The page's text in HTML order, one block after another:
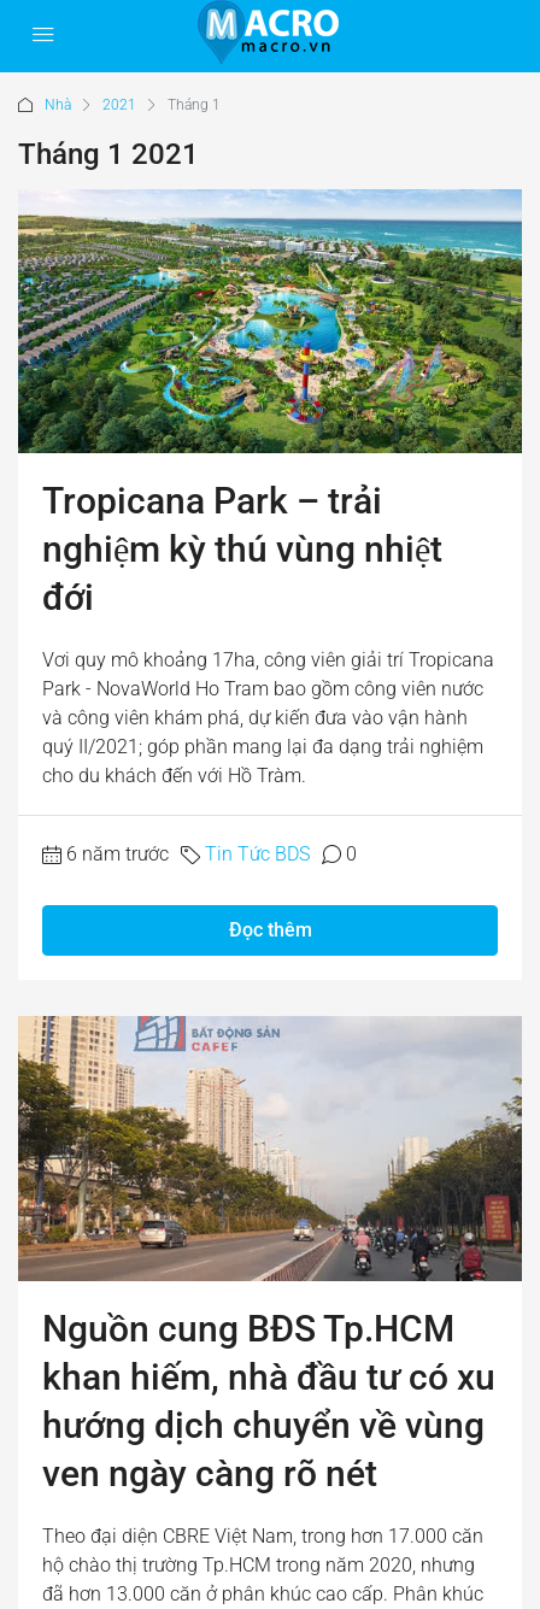
Nhà 2021 Tháng 1
Tháng 1 2021
Tropicana Park – trải
nghiệm kỳ thú vùng nhiệt
đới
Vơi quy mô khoảng 17ha, công viên giải trí Tropicana
Park - NovaWorld Ho Tram bao gồm công viên nước
và công viên khám phá, dự kiến đưa vào vận hành
quý II/2021; góp phần mang lại đa dạng trải nghiệm
cho du khách đến với Hồ Tràm.
6 năm trước Tin Tức BDS 0
Đọc thêm
Nguồn cung BĐS Tp.HCM
khan hiếm, nhà đầu tư có xu
hướng dịch chuyển về vùng
ven ngày càng rõ nét
Theo đại diện CBRE Việt Nam, trong hơn 17.000 căn
hộ chào thị trường Tp.HCM trong năm 2020, nhưng
đã hơn 13.000 căn ở phân khúc cao cấp. Phân khúc